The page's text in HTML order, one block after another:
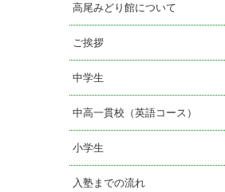
高尾みどり館について
ご挨拶
中学生
中高一貫校（英語コース）
小学生
入塾までの流れ